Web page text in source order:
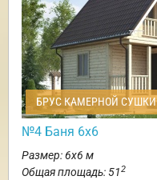
БРУС КАМЕРНОЙ СУШКИ
№4 Баня 6х6
Размер: 6х6 м
Общая площадь: 512